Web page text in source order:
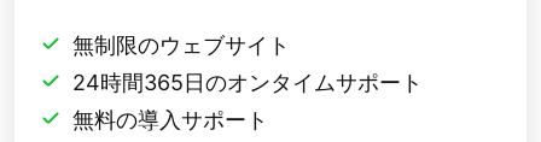
無制限のウェブサイト
24時間365日のオンタイムサポート
無料の導入サポート